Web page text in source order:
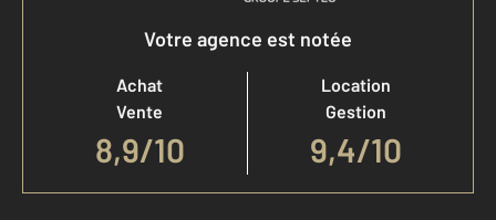
Votre agence est notée
Achat
Vente
8,9/10
Location
Gestion
9,4/10